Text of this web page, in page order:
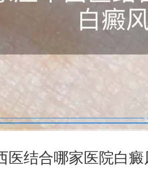
医结合哪家医院白癜